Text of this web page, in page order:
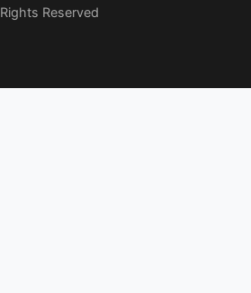
Rights Reserved